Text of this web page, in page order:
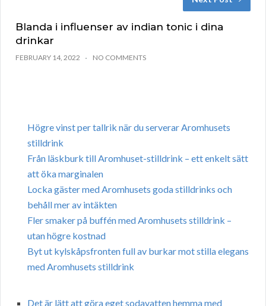
Blanda i influenser av indian tonic i dina
drinkar
FEBRUARY 14, 2022 NO COMMENTS
Högre vinst per tallrik när du serverar Aromhusets
stilldrink
Från läskburk till Aromhuset-stilldrink – ett enkelt sätt
att öka marginalen
Locka gäster med Aromhusets goda stilldrinks och
behåll mer av intäkten
Fler smaker på buffén med Aromhusets stilldrink –
utan högre kostnad
Byt ut kylskåpsfronten full av burkar mot stilla elegans
med Aromhusets stilldrink
Det är lätt att göra eget sodavatten hemma med